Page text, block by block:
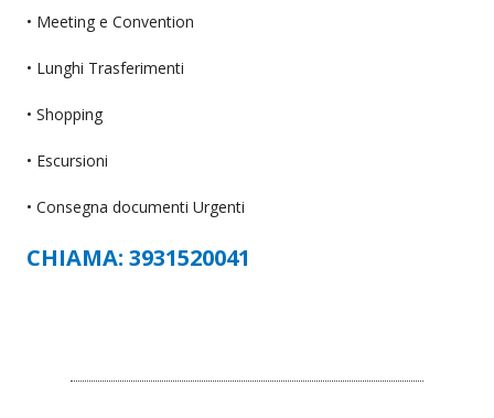
• Meeting e Convention
• Lunghi Trasferimenti
• Shopping
• Escursioni
• Consegna documenti Urgenti
CHIAMA: 3931520041